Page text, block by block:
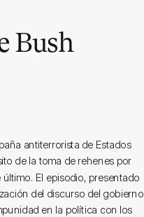
Bush
antiterrorista de Estados
de la toma de rehenes por
El episodio, presentado
del discurso del gobierno
en la política con los